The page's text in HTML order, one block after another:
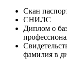
Скан
СНИЛС
Диплом о
фамилия в